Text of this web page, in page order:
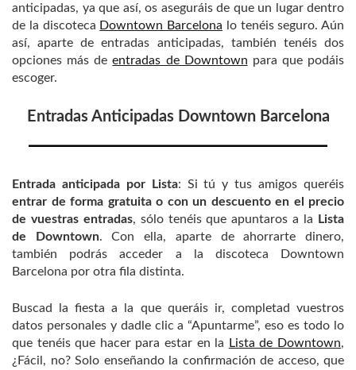
anticipadas, ya que así, os aseguráis de que un lugar dentro
de la discoteca Downtown Barcelona lo tenéis seguro. Aún
así, aparte de entradas anticipadas, también tenéis dos
opciones más deentradas de Downtown para que podáis
escoger.
Entradas Anticipadas Downtown Barcelona
Entrada anticipada por Lista: Si tú y tus amigos queréis
entrar de forma gratuita o con un descuento en el precio
de vuestras entradas, sólo tenéis que apuntaros a la Lista
de Downtown. Con ella, aparte de ahorrarte dinero,
también podrás acceder a la discoteca Downtown
Barcelona por otra fila distinta.
Buscad la fiesta a la que queráis ir, completad vuestros
datos personales y dadle clic a “Apuntarme”, eso es todo lo
que tenéis que hacer para estar en la Lista de Downtown,
¿Fácil, no? Solo enseñando la confirmación de acceso, que